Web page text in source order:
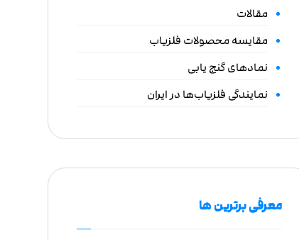
مقالات
مقایسه محصولات فلزیاب
نمادهای گنج یابی
نمایندگی فلزیاب‌ها در ایران
معرفی برترین ها